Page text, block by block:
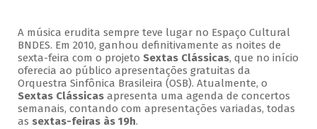
A música erudita sempre teve lugar no Espaço Cultural
BNDES. Em 2010, ganhou definitivamente as noites de
sexta-feira com o projeto Sextas Clássicas, que no início
oferecia ao público apresentações gratuitas da
Orquestra Sinfônica Brasileira (OSB). Atualmente, o
Sextas Clássicasapresenta uma agenda de concertos
semanais, contando com apresentações variadas, todas
as sextas-feiras às 19h.